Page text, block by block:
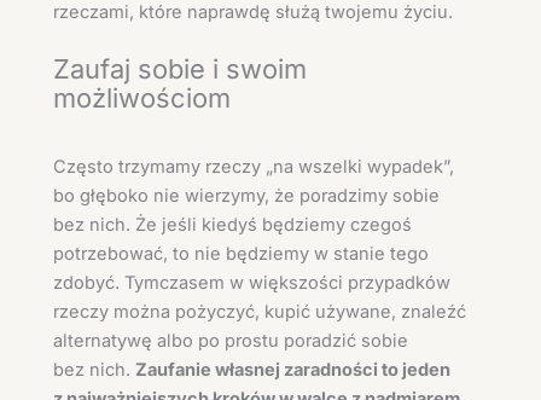
rzeczami, które naprawdę służą twojemu życiu.
Zaufaj sobie i swoim
możliwościom
Często trzymamy rzeczy „na wszelki wypadek”,
bo głęboko nie wierzymy, że poradzimy sobie
bez nich. Że jeśli kiedyś będziemy czegoś
potrzebować, to nie będziemy w stanie tego
zdobyć. Tymczasem w większości przypadków
rzeczy można pożyczyć, kupić używane, znaleźć
alternatywę albo po prostu poradzić sobie
bez nich. Zaufanie własnej zaradności to jeden